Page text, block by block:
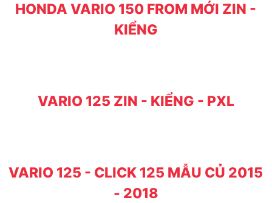
HONDA VARIO 150 FROM MỚI ZIN -
KIỂNG
VARIO 125 ZIN - KIỂNG - PXL
VARIO 125 - CLICK 125 MẪU CỦ 2015
- 2018